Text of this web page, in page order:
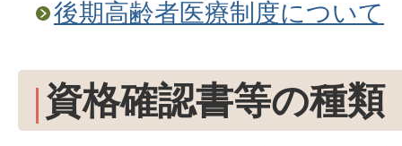
後期高齢者医療制度について
資格確認書等の種類